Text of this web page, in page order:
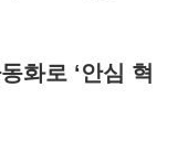
화로 ‘안심 혁